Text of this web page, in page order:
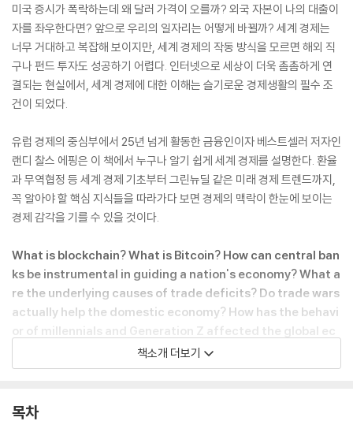
미국 증시가 폭락하는데 왜 달러 가격이 오를까? 외국 자본이 나의 대출이
자를 좌우한다면? 앞으로 우리의 일자리는 어떻게 바뀔까? 세계 경제는
너무 거대하고 복잡해 보이지만, 세계 경제의 작동 방식을 모르면 해외 직
구나 펀드 투자도 성공하기 어렵다. 인터넷으로 세상이 더욱 촘촘하게 연
결되는 현실에서, 세계 경제에 대한 이해는 슬기로운 경제생활의 필수 조
건이 되었다.
유럽 경제의 중심부에서 25년 넘게 활동한 금융인이자 베스트셀러 저자인
랜디 찰스 에핑은 이 책에서 누구나 알기 쉽게 세계 경제를 설명한다. 환율
과 무역협정 등 세계 경제 기초부터 그린뉴딜 같은 미래 경제 트렌드까지,
꼭 알아야 할 핵심 지식들을 따라가다 보면 경제의 맥락이 한눈에 보이는
경제 감각을 기를 수 있을 것이다.
What is blockchain? What is Bitcoin? How can central ban
ks be instrumental in guiding a nation's economy? What a
re the underlying causes of trade deficits? Do trade wars
actually help the domestic economy? How has the behavi
or of millennials and Generation Z affected the global ec
onomy? Find out all this and more in this definitive guide
to the world economy.
As the global economic landscape shifts at an increasing rate,
책소개 더보기
목차